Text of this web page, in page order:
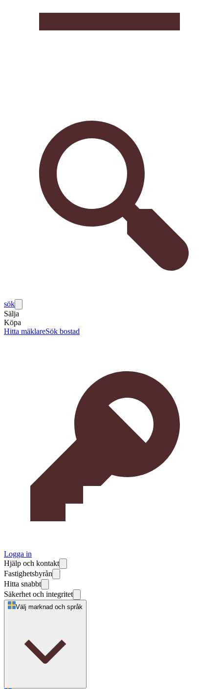
sök
Sälja
Köpa
Hitta mäklareSök bostad
Logga in
Hjälp och kontakt
Fastighetsbyrån
Hitta snabbt
Säkerhet och integritet
Välj marknad och språk